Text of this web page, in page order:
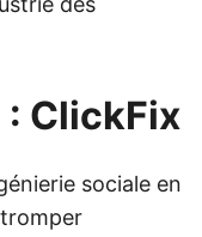
: ClickFix
sociale en